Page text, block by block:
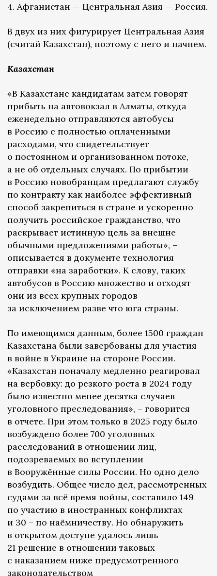
4. Афганистан — Центральная Азия — Россия.
В двух из них фигурирует Центральная Азия
(считай Казахстан), поэтому с него и начнем.
Казахстан
«В Казахстане кандидатам затем говорят
прибыть на автовокзал в Алматы, откуда
еженедельно отправляются автобусы
в Россию с полностью оплаченными
расходами, что свидетельствует
о постоянном и организованном потоке,
а не об отдельных случаях. По прибытии
в Россию новобранцам предлагают службу
по контракту как наиболее эффективный
способ закрепиться в стране и ускоренно
получить российское гражданство, что
раскрывает истинную цель за внешне
обычными предложениями работы», –
описывается в документе технология
отправки «на заработки». К слову, таких
автобусов в Россию множество и отходят
они из всех крупных городов
за исключением разве что юга страны.
По имеющимся данным, более 1500 граждан
Казахстана были завербованы для участия
в войне в Украине на стороне России.
«Казахстан поначалу медленно реагировал
на вербовку: до резкого роста в 2024 году
было известно менее десятка случаев
уголовного преследования», – говорится
в отчете. При этом только в 2025 году было
возбуждено более 700 уголовных
расследований в отношении лиц,
подозреваемых во вступлении
в Вооружённые силы России. Но одно дело
возбудить. Общее число дел, рассмотренных
судами за всё время войны, составило 149
по участию в иностранных конфликтах
и 30 – по наёмничеству. Но обнаружить
в открытом доступе удалось лишь
21 решение в отношении таковых
с наказанием ниже предусмотренного
законодательством